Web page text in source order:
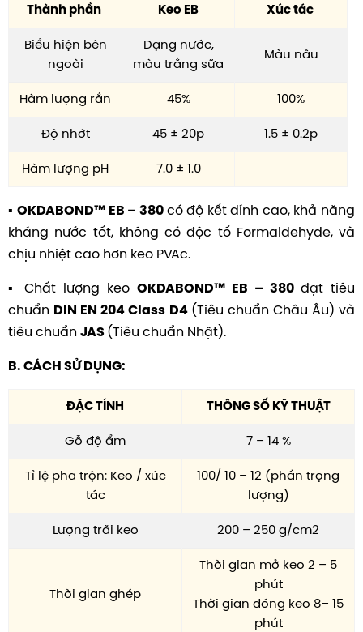
Thành phần Keo EB Xúc tác
Biểu hiện bên
ngoài
Dạng nước,
màu trắng sữa
Màu nâu
Hàm lượng rắn 45% 100%
Độ nhớt 45 ± 20p 1.5 ± 0.2p
Hàm lượng pH 7.0 ± 1.0
▪OKDABOND™ EB – 380có độ kết dính cao, khả năng
kháng nước tốt, không có độc tố Formaldehyde, và
chịu nhiệt cao hơn keo PVAc.
▪ Chất lượng keo OKDABOND™ EB – 380 đạt tiêu
chuẩn DIN EN 204 Class D4 (Tiêu chuẩn Châu Âu) và
tiêu chuẩnJAS(Tiêu chuẩn Nhật).
B. CÁCH SỬ DỤNG:
ĐẶC TÍNH THÔNG SỐ KỸ THUẬT
Gỗ độ ẩm 7 – 14 %
Tỉ lệ pha trộn: Keo / xúc
tác
100/ 10 – 12 (phần trọng
lượng)
Lượng trãi keo 200 – 250 g/cm2
Thời gian ghép
Thời gian mở keo 2 – 5
phút
Thời gian đóng keo 8– 15
phút